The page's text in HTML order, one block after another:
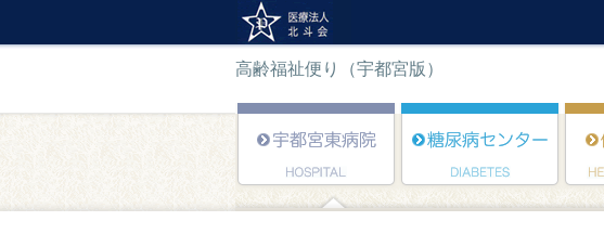
高齢福祉便り（宇都宮版）